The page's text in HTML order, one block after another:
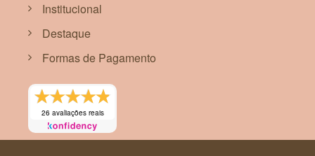
Institucional
Destaque
Formas de Pagamento
26 avaliações reais